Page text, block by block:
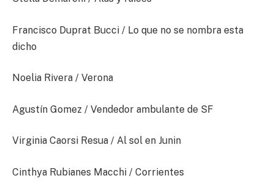
Francisco Duprat Bucci / Lo que no se nombra esta
dicho
Noelia Rivera / Verona
Agustín Gomez / Vendedor ambulante de SF
Virginia Caorsi Resua / Al sol en Junin
Cinthya Rubianes Macchi / Corrientes